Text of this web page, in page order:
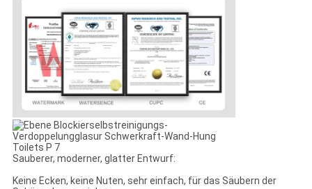
Sauberer, moderner, glatter Entwurf:
Keine Ecken, keine Nuten, sehr einfach, für das Säubern der